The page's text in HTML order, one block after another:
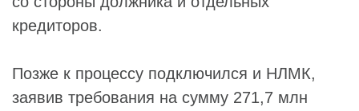
кредиторов.
Позже к процессу подключился и НЛМК,
заявив требования на сумму 271,7 млн